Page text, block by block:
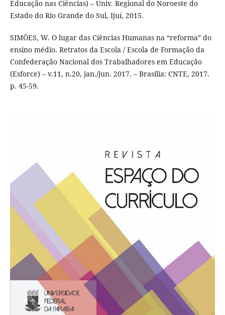
Educação nas Ciências) – Univ. Regional do Noroeste do
Estado do Rio Grande do Sul, Ijuí, 2015.
SIMÔES, W. O lugar das Ciências Humanas na “reforma” do
ensino médio. Retratos da Escola / Escola de Formação da
Confederação Nacional dos Trabalhadores em Educação
(Esforce) – v.11, n.20, jan./jun. 2017. – Brasília: CNTE, 2017.
p. 45-59.